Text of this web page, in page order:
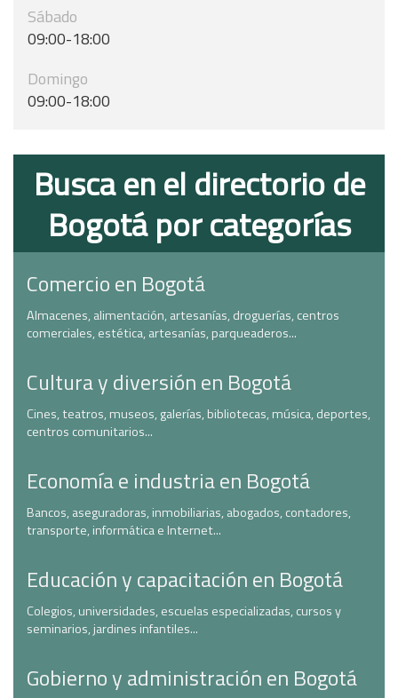
Sábado
09:00-18:00
Domingo
09:00-18:00
Busca en el directorio de
Bogotá por categorías
Comercio en Bogotá
Almacenes, alimentación, artesanías, droguerías, centros
comerciales, estética, artesanías, parqueaderos...
Cultura y diversión en Bogotá
Cines, teatros, museos, galerías, bibliotecas, música, deportes,
centros comunitarios...
Economía e industria en Bogotá
Bancos, aseguradoras, inmobiliarias, abogados, contadores,
transporte, informática e Internet...
Educación y capacitación en Bogotá
Colegios, universidades, escuelas especializadas, cursos y
seminarios, jardines infantiles...
Gobierno y administración en Bogotá